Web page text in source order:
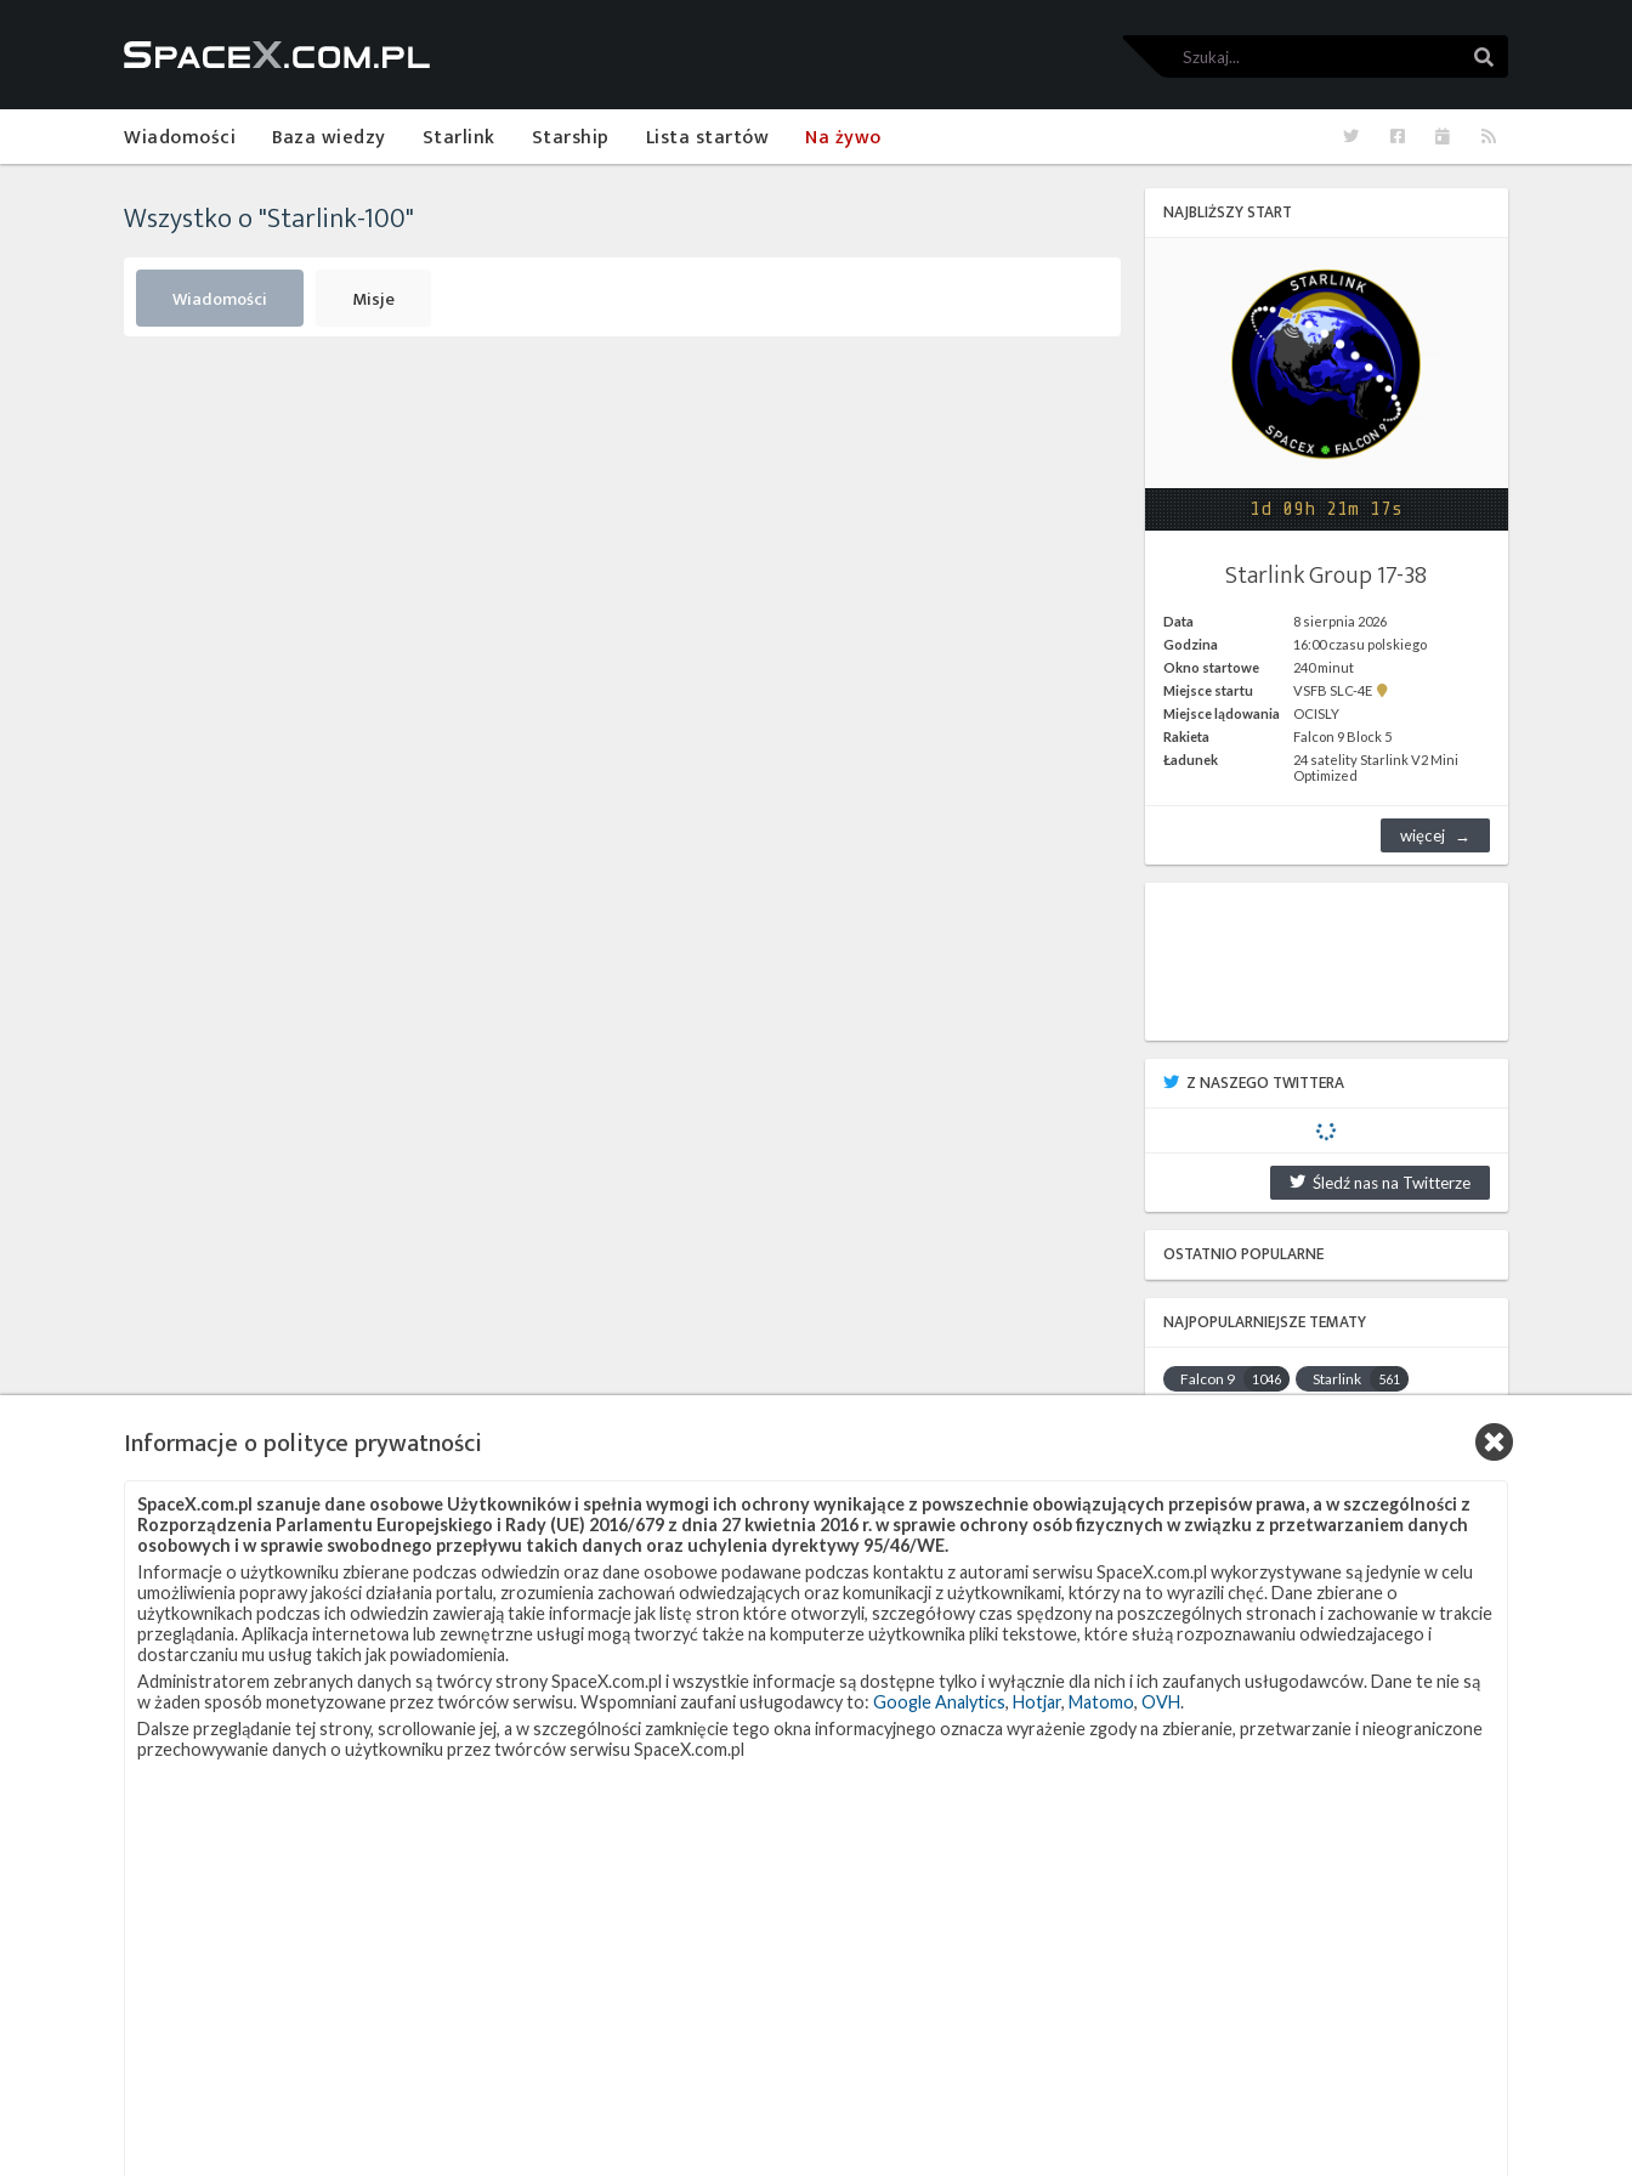
Szukaj
Wiadomości Baza wiedzy Starlink Starship Lista startów Na żywo RSS
Kalendarze
Facebook
Twitter
Wszystko o "Starlink-100"
Wiadomości Misje
NAJBLIŻSZY START
1d 09h 21m 17s
Starlink Group 17-38
Data
8 sierpnia 2026
Godzina
16:00 czasu polskiego
Okno startowe
240 minut
Miejsce startu
VSFB SLC-4E
Pokaż
SLC-
4E w
Google
Miejsce lądowania
OCISLY
Rakieta
Falcon 9 Block 5
Ładunek
24 satelity Starlink V2 Mini
Optimized
więcej
Z NASZEGO TWITTERA
Śledź nas na Twitterze
OSTATNIO POPULARNE
NAJPOPULARNIEJSZE TEMATY
Falcon 9 1046 Starlink 561
JRTI 214 ASOG 181
Starship 107 Landing Zone 1 96
Loty załogowe 95 ISS 93
ZAPRZYJAŹNIONE STRONY
Kosmogadka
Informacje o polityce prywatności
SpaceX.com.pl szanuje dane osobowe Użytkowników i spełnia wymogi ich ochrony wynikające z powszechnie obowiązujących przepisów prawa, a w szczególności z
Rozporządzenia Parlamentu Europejskiego i Rady (UE) 2016/679 z dnia 27 kwietnia 2016 r. w sprawie ochrony osób fizycznych w związku z przetwarzaniem danych
osobowych i w sprawie swobodnego przepływu takich danych oraz uchylenia dyrektywy 95/46/WE.
Informacje o użytkowniku zbierane podczas odwiedzin oraz dane osobowe podawane podczas kontaktu z autorami serwisu SpaceX.com.pl wykorzystywane są jedynie w celu
umożliwienia poprawy jakości działania portalu, zrozumienia zachowań odwiedzających oraz komunikacji z użytkownikami, którzy na to wyrazili chęć. Dane zbierane o
użytkownikach podczas ich odwiedzin zawierają takie informacje jak listę stron które otworzyli, szczegółowy czas spędzony na poszczególnych stronach i zachowanie w trakcie
przeglądania. Aplikacja internetowa lub zewnętrzne usługi mogą tworzyć także na komputerze użytkownika pliki tekstowe, które służą rozpoznawaniu odwiedzajacego i
dostarczaniu mu usług takich jak powiadomienia.
Administratorem zebranych danych są twórcy strony SpaceX.com.pl i wszystkie informacje są dostępne tylko i wyłącznie dla nich i ich zaufanych usługodawców. Dane te nie są
w żaden sposób monetyzowane przez twórców serwisu. Wspomniani zaufani usługodawcy to: Google Analytics, Hotjar, Matomo, OVH.
Dalsze przeglądanie tej strony, scrollowanie jej, a w szczególności zamknięcie tego okna informacyjnego oznacza wyrażenie zgody na zbieranie, przetwarzanie i nieograniczone
przechowywanie danych o użytkowniku przez twórców serwisu SpaceX.com.pl